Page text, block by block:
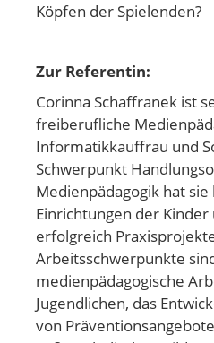
Köpfen der Spielenden?
Zur Referentin:
Corinna Schaffranek ist
freiberufliche
Informatikkauffrau und
Schwerpunkt
Medienpädagogik hat
Einrichtungen der
erfolgreich
Arbeitsschwerpunkte
medienpädagogische
Jugendlichen, das
von